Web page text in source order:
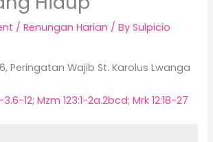
/Renungan Harian / BySulpicio
Peringatan Wajib St. Karolus Lwanga
3.6-12;Mzm 123:1-2a.2bcd;Mrk 12:18-27